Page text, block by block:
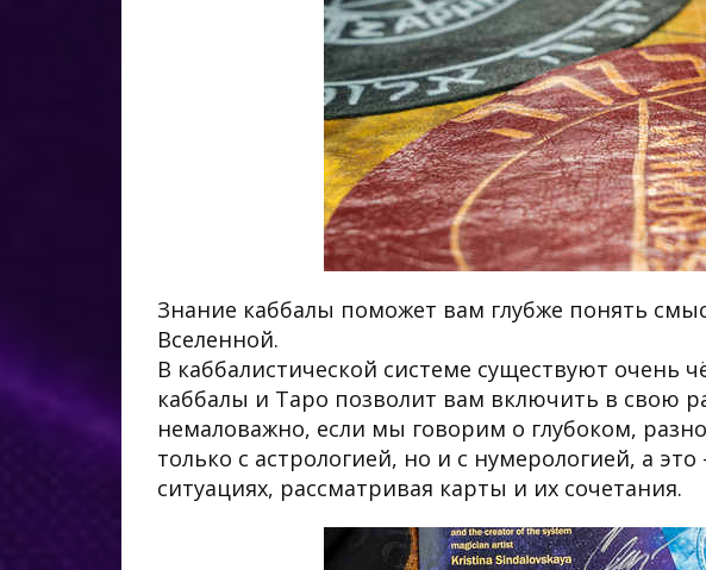
Знание каббалы поможет вам глубже понять
Вселенной.
В каббалистической системе существуют очень
каббалы и Таро позволит вам включить в свою
немаловажно, если мы говорим о глубоком,
только с астрологией, но и с нумерологией, а
ситуациях, рассматривая карты и их сочетания.